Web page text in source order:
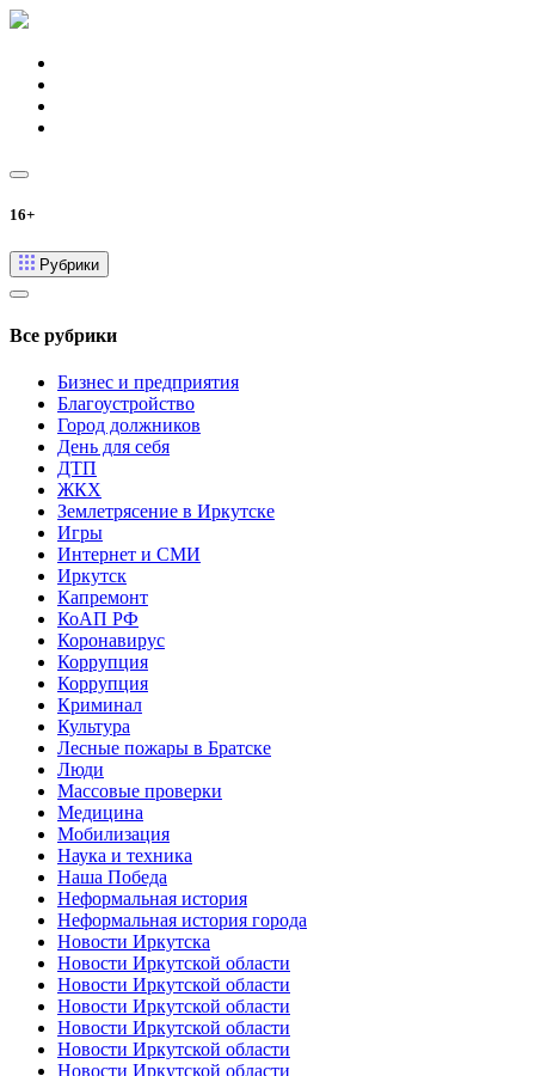
16+
Рубрики
Все рубрики
Бизнес и предприятия
Благоустройство
Город должников
День для себя
ДТП
ЖКХ
Землетрясение в Иркутске
Игры
Интернет и СМИ
Иркутск
Капремонт
КоАП РФ
Коронавирус
Коррупция
Коррупция
Криминал
Культура
Лесные пожары в Братске
Люди
Массовые проверки
Медицина
Мобилизация
Наука и техника
Наша Победа
Неформальная история
Неформальная история города
Новости Иркутска
Новости Иркутской области
Новости Иркутской области
Новости Иркутской области
Новости Иркутской области
Новости Иркутской области
Новости Иркутской области